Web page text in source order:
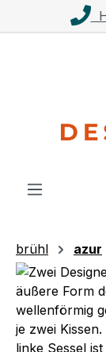
Zum
brühl azur